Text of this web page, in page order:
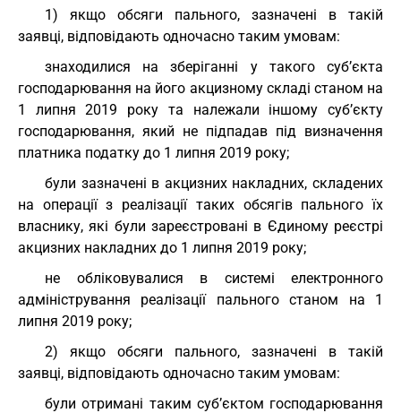
1) якщо обсяги пального, зазначені в такій
заявці, відповідають одночасно таким умовам:
знаходилися на зберіганні у такого суб’єкта
господарювання на його акцизному складі станом на
1 липня 2019 року та належали іншому суб’єкту
господарювання, який не підпадав під визначення
платника податку до 1 липня 2019 року;
були зазначені в акцизних накладних, складених
на операції з реалізації таких обсягів пального їх
власнику, які були зареєстровані в Єдиному реєстрі
акцизних накладних до 1 липня 2019 року;
не обліковувалися в системі електронного
адміністрування реалізації пального станом на 1
липня 2019 року;
2) якщо обсяги пального, зазначені в такій
заявці, відповідають одночасно таким умовам:
були отримані таким суб’єктом господарювання